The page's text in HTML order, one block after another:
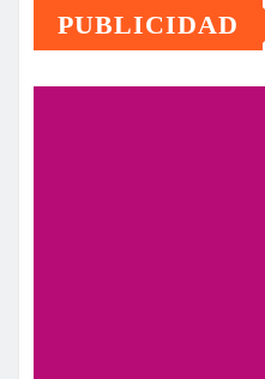
PUBLICIDAD